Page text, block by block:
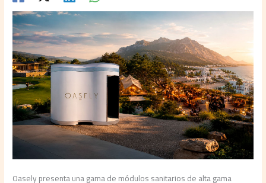
Oasely presenta una gama de módulos sanitarios de alta gama